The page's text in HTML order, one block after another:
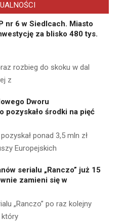
nr 6 w Siedlcach. Miasto
za blisko 480 tys.
rozbieg do skoku w dal
z
Dworu
pozyskało środki na pięć
ponad 3,5 mln zł
Europejskich
serialu „Ranczo” już 15
zamieni się w
„Ranczo” po raz kolejny
który